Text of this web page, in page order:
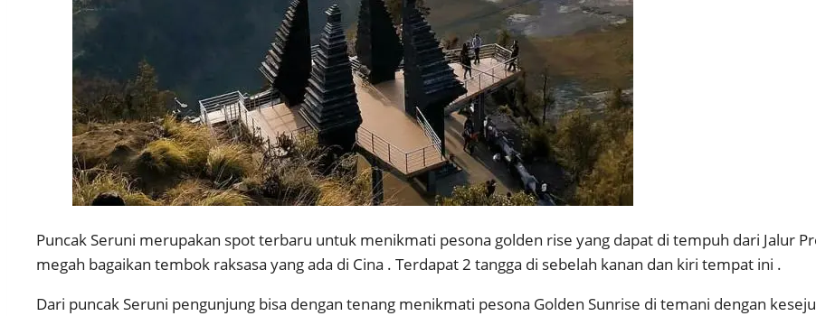
Puncak Seruni merupakan spot terbaru untuk menikmati pesona golden rise yang dapat di tempuh dari Jalur
megah bagaikan tembok raksasa yang ada di Cina . Terdapat 2 tangga di sebelah kanan dan kiri tempat ini .
Dari puncak Seruni pengunjung bisa dengan tenang menikmati pesona Golden Sunrise di temani dengan